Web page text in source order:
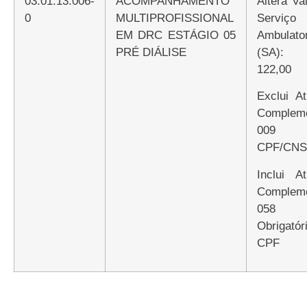
0
MULTIPROFISSIONAL
EM DRC ESTÁGIO 05
PRÉ DIÁLISE
Serviço
(SA):
122,00
Exclui Atributo
009
CPF/CNS
Inclui Atributo
058
CPF